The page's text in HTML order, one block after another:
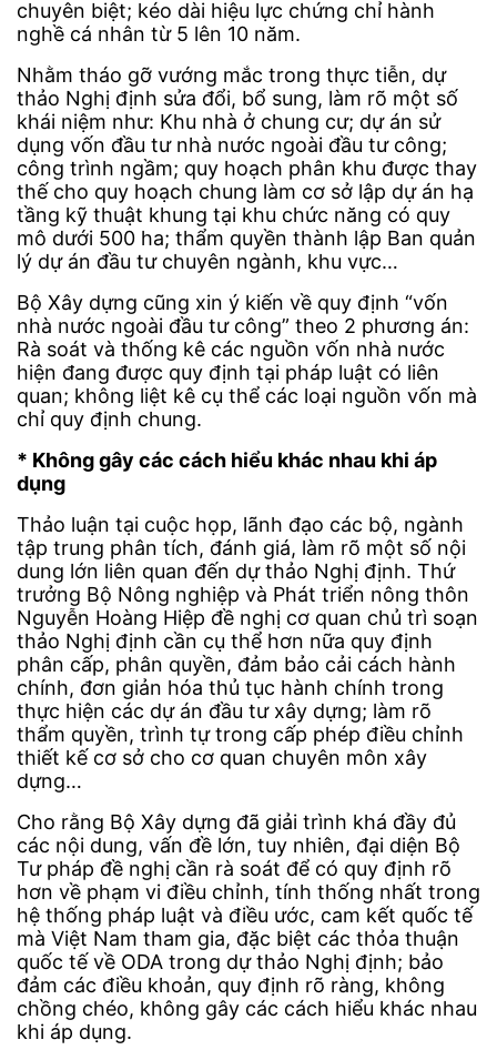
chuyên biệt; kéo dài hiệu lực chứng chỉ hành
nghề cá nhân từ 5 lên 10 năm.
Nhằm tháo gỡ vướng mắc trong thực tiễn, dự
thảo Nghị định sửa đổi, bổ sung, làm rõ một số
khái niệm như: Khu nhà ở chung cư; dự án sử
dụng vốn đầu tư nhà nước ngoài đầu tư công;
công trình ngầm; quy hoạch phân khu được thay
thế cho quy hoạch chung làm cơ sở lập dự án hạ
tầng kỹ thuật khung tại khu chức năng có quy
mô dưới 500 ha; thẩm quyền thành lập Ban quản
lý dự án đầu tư chuyên ngành, khu vực…
Bộ Xây dựng cũng xin ý kiến về quy định “vốn
nhà nước ngoài đầu tư công” theo 2 phương án:
Rà soát và thống kê các nguồn vốn nhà nước
hiện đang được quy định tại pháp luật có liên
quan; không liệt kê cụ thể các loại nguồn vốn mà
chỉ quy định chung.
* Không gây các cách hiểu khác nhau khi áp
dụng
Thảo luận tại cuộc họp, lãnh đạo các bộ, ngành
tập trung phân tích, đánh giá, làm rõ một số nội
dung lớn liên quan đến dự thảo Nghị định. Thứ
trưởng Bộ Nông nghiệp và Phát triển nông thôn
Nguyễn Hoàng Hiệp đề nghị cơ quan chủ trì soạn
thảo Nghị định cần cụ thể hơn nữa quy định
phân cấp, phân quyền, đảm bảo cải cách hành
chính, đơn giản hóa thủ tục hành chính trong
thực hiện các dự án đầu tư xây dựng; làm rõ
thẩm quyền, trình tự trong cấp phép điều chỉnh
thiết kế cơ sở cho cơ quan chuyên môn xây
dựng…
Cho rằng Bộ Xây dựng đã giải trình khá đầy đủ
các nội dung, vấn đề lớn, tuy nhiên, đại diện Bộ
Tư pháp đề nghị cần rà soát để có quy định rõ
hơn về phạm vi điều chỉnh, tính thống nhất trong
hệ thống pháp luật và điều ước, cam kết quốc tế
mà Việt Nam tham gia, đặc biệt các thỏa thuận
quốc tế về ODA trong dự thảo Nghị định; bảo
đảm các điều khoản, quy định rõ ràng, không
chồng chéo, không gây các cách hiểu khác nhau
khi áp dụng.